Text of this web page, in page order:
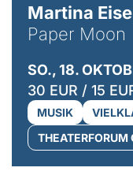
Martina
Paper Moon
SO., 18.
30 EUR / 15
MUSIK